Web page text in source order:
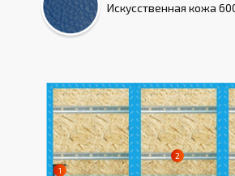
Искусcтвенная кожа